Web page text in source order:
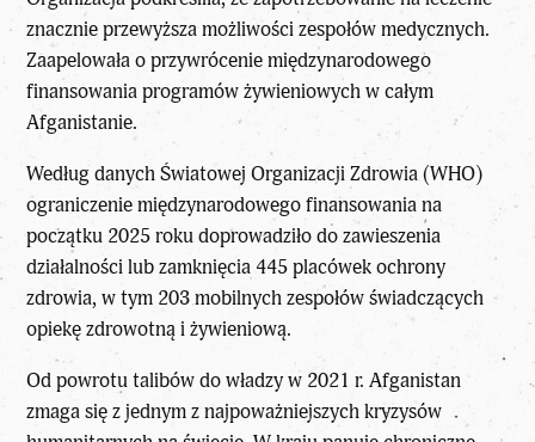
znacznie przewyższa możliwości zespołów medycznych.
Zaapelowała o przywrócenie międzynarodowego
finansowania programów żywieniowych w całym
Afganistanie.
Według danych Światowej Organizacji Zdrowia (WHO)
ograniczenie międzynarodowego finansowania na
początku 2025 roku doprowadziło do zawieszenia
działalności lub zamknięcia 445 placówek ochrony
zdrowia, w tym 203 mobilnych zespołów świadczących
opiekę zdrowotną i żywieniową.
Od powrotu talibów do władzy w 2021 r. Afganistan
zmaga się z jednym z najpoważniejszych kryzysów